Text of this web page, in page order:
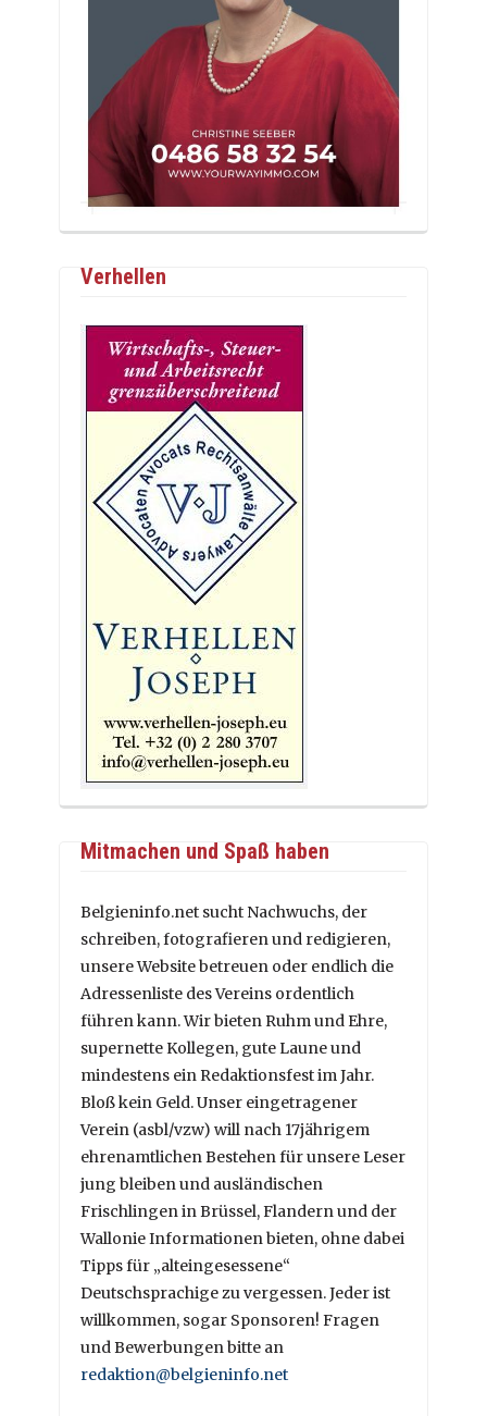
Verhellen
Mitmachen und Spaß haben
Belgieninfo.net sucht Nachwuchs, der
schreiben, fotografieren und redigieren,
unsere Website betreuen oder endlich die
Adressenliste des Vereins ordentlich
führen kann. Wir bieten Ruhm und Ehre,
supernette Kollegen, gute Laune und
mindestens ein Redaktionsfest im Jahr.
Bloß kein Geld. Unser eingetragener
Verein (asbl/vzw) will nach 17jährigem
ehrenamtlichen Bestehen für unsere Leser
jung bleiben und ausländischen
Frischlingen in Brüssel, Flandern und der
Wallonie Informationen bieten, ohne dabei
Tipps für „alteingesessene“
Deutschsprachige zu vergessen. Jeder ist
willkommen, sogar Sponsoren! Fragen
und Bewerbungen bitte an
redaktion@belgieninfo.net